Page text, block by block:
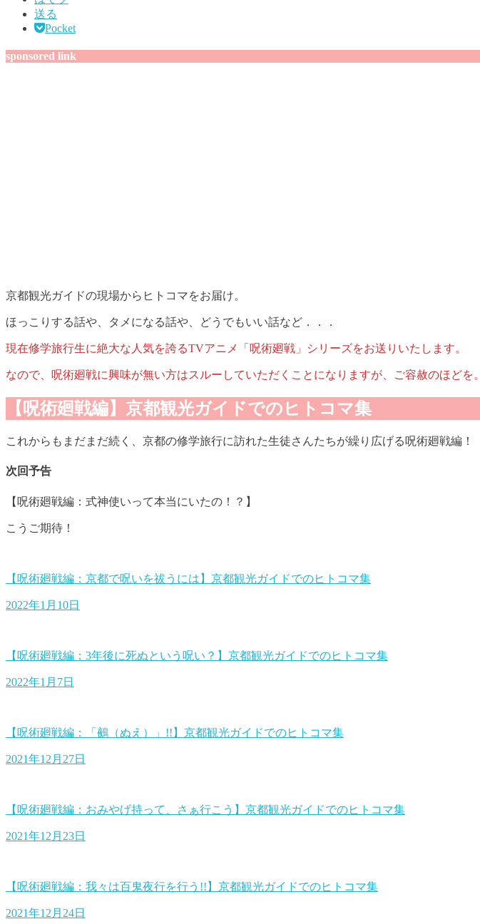
送る
Pocket
sponsored link
京都観光ガイドの現場からヒトコマをお届け。
ほっこりする話や、タメになる話や、どうでもいい話など．．．
現在修学旅行生に絶大な人気を誇るTVアニメ「呪術廻戦」シリーズをお送りいたします。
なので、呪術廻戦に興味が無い方はスルーしていただくことになりますが、ご容赦のほどを。
【呪術廻戦編】京都観光ガイドでのヒトコマ集
これからもまだまだ続く、京都の修学旅行に訪れた生徒さんたちが繰り広げる呪術廻戦編！
次回予告
【呪術廻戦編：式神使いって本当にいたの！？】
こうご期待！
【呪術廻戦編：京都で呪いを祓うには】京都観光ガイドでのヒトコマ集
2022年1月10日
【呪術廻戦編：3年後に死ぬという呪い？】京都観光ガイドでのヒトコマ集
2022年1月7日
【呪術廻戦編：「鵺（ぬえ）」!!】京都観光ガイドでのヒトコマ集
2021年12月27日
【呪術廻戦編：おみやげ持って、さぁ行こう】京都観光ガイドでのヒトコマ集
2021年12月23日
【呪術廻戦編：我々は百鬼夜行を行う!!】京都観光ガイドでのヒトコマ集
2021年12月24日